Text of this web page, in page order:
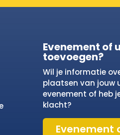
Evenement of
toevoegen?
Wil je informatie
plaatsen van jouw
evenement of heb
klacht?
Evenement